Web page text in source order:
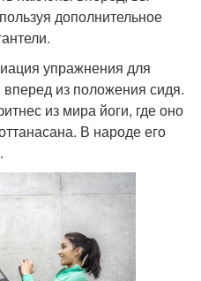
дополнительное
упражнения для
из положения сидя.
из мира йоги, где оно
В народе его